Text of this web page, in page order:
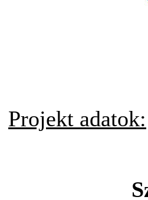
Projekt adatok: